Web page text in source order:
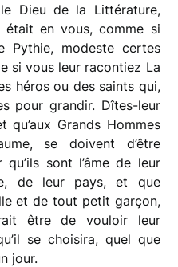
Dieu de la Littérature,
en vous, comme si
Pythie, modeste certes
si vous leur racontiez La
héros ou des saints qui,
pour grandir. Dîtes-leur
qu’aux Grands Hommes
se doivent d’être
sont l’âme de leur
de leur pays, et que
et de tout petit garçon,
être de vouloir leur
se choisira, quel que
jour.